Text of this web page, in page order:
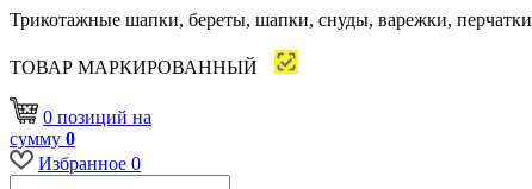
Трикотажные шапки, береты, шапки, снуды, варежки, перчатки
ТОВАР МАРКИРОВАННЫЙ
0 позиций на
сумму 0
Избранное 0